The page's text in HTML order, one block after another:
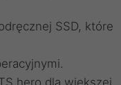
SSD, które
hero dla większej